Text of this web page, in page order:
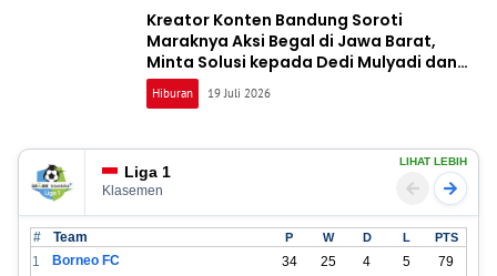
Kreator Konten Bandung Soroti
Maraknya Aksi Begal di Jawa Barat,
Minta Solusi kepada Dedi Mulyadi dan
Wali Kota Farhan
Hiburan 19 Juli 2026
Liga 1
Klasemen
LIHAT LEBIH
# Team P W D L PTS
1 Borneo FC 34 25 4 5 79